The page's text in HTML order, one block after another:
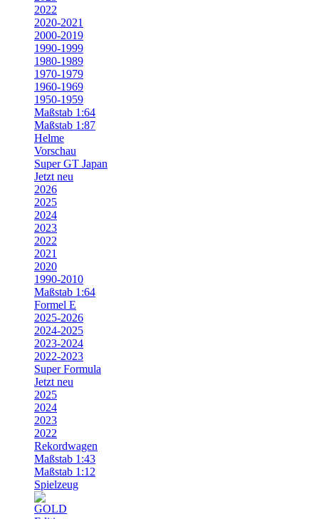
2022
2020-2021
2000-2019
1990-1999
1980-1989
1970-1979
1960-1969
1950-1959
Maßstab 1:64
Maßstab 1:87
Helme
Vorschau
Super GT Japan
Jetzt neu
2026
2025
2024
2023
2022
2021
2020
1990-2010
Maßstab 1:64
Formel E
2025-2026
2024-2025
2023-2024
2022-2023
Super Formula
Jetzt neu
2025
2024
2023
2022
Rekordwagen
Maßstab 1:43
Maßstab 1:12
Spielzeug